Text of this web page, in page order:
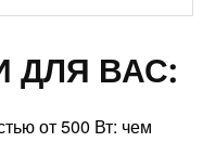
ДЛЯ ВАС:
от 500 Вт: чем